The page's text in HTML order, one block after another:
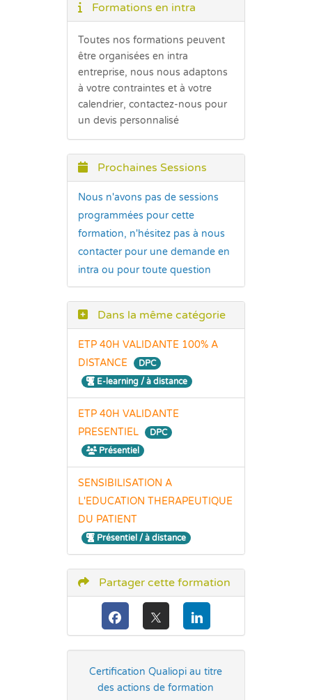
Formations en intra
Toutes nos formations peuvent
être organisées en intra
entreprise, nous nous adaptons
à votre contraintes et à votre
calendrier, contactez-nous pour
un devis personnalisé
Prochaines Sessions
Nous n'avons pas de sessions
programmées pour cette
formation, n'hésitez pas à nous
contacter pour une demande en
intra ou pour toute question
Dans la même catégorie
ETP 40H VALIDANTE 100% A
DISTANCE
DPC
E-learning / à distance
ETP 40H VALIDANTE
PRESENTIEL
DPC
Présentiel
SENSIBILISATION A
L'EDUCATION THERAPEUTIQUE
DU PATIENT
Présentiel / à distance
Partager cette formation
Certification Qualiopi au titre
des actions de formation